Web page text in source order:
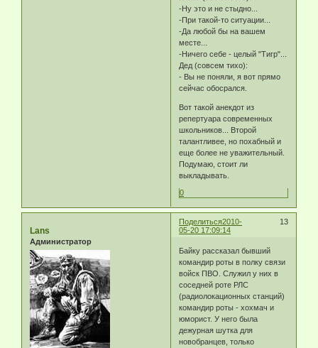
-Ну это и не стыдно...
-При такой-то ситуации...
-Да любой бы на вашем
месте...
-Ничего себе - целый "Тигр"...
Дед (совсем тихо):
- Вы не поняли, я вот прямо
сейчас обосрался.
Вот такой анекдот из
репертуара современных
школьников... Второй
талантливее, но похабный и
еще более не уважительный.
Подумаю, стоит ли
выкладывать.
0
Поделиться 13
2010-
05-20 17:09:14
Lans
Администратор
Байку рассказал бывший
командир роты в полку связи
войск ПВО. Служил у них в
соседней роте РЛС
(радиолокационных станций)
командир роты - хохмач и
юморист. У него была
дежурная шутка для
новобранцев, только